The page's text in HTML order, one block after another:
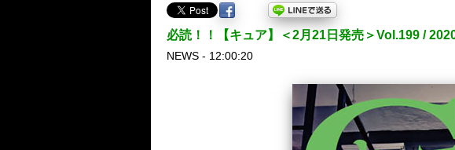
必読！！【キュア】＜2月21日発売＞Vol.199 /
NEWS - 12:00:20